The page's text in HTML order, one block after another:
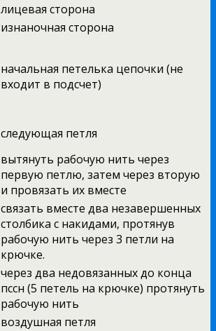
лицевая сторона
изнаночная сторона
начальная петелька цепочки (не
входит в подсчет)
следующая петля
вытянуть рабочую нить через
первую петлю, затем через вторую
и провязать их вместе
связать вместе два незавершенных
столбика с накидами, протянув
рабочую нить через 3 петли на
крючке.
через два недовязанных до конца
пссн (5 петель на крючке) протянуть
рабочую нить
воздушная петля